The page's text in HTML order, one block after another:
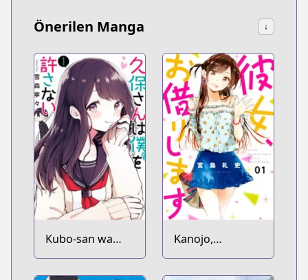
Önerilen Manga ↓
Kubo-san wa
Mob wo
Yurusanai
Kanojo,
Okarishimasu